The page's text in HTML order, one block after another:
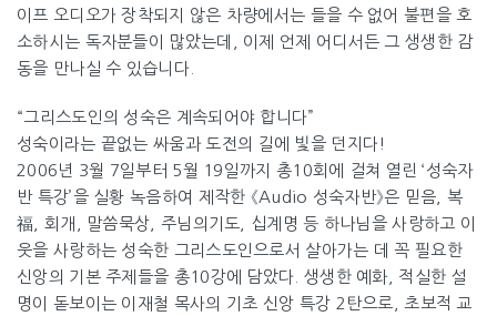
이프 오디오가 장착되지 않은 차량에서는 들을 수 없어 불편을 호
소하시는 독자분들이 많았는데, 이제 언제 어디서든 그 생생한 감
동을 만나실 수 있습니다.
“그리스도인의 성숙은 계속되어야 합니다”
성숙이라는 끝없는 싸움과 도전의 길에 빛을 던지다!
2006년 3월 7일부터 5월 19일까지 총10회에 걸쳐 열린 ‘성숙자
반 특강’을 실황 녹음하여 제작한 《Audio 성숙자반》은 믿음, 복
福, 회개, 말씀묵상, 주님의기도, 십계명 등 하나님을 사랑하고 이
웃을 사랑하는 성숙한 그리스도인으로서 살아가는 데 꼭 필요한
신앙의 기본 주제들을 총10강에 담았다. 생생한 예화, 적실한 설
명이 돋보이는 이재철 목사의 기초 신앙 특강 2탄으로, 초보적 교